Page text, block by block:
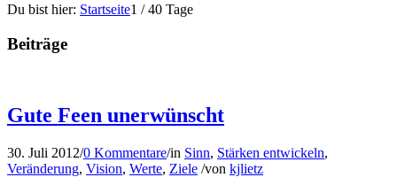
Du bist hier: Startseite1 / 40 Tage
Beiträge
Gute Feen unerwünscht
30. Juli 2012/0 Kommentare/in Sinn, Stärken entwickeln,
Veränderung, Vision, Werte, Ziele /von kjlietz